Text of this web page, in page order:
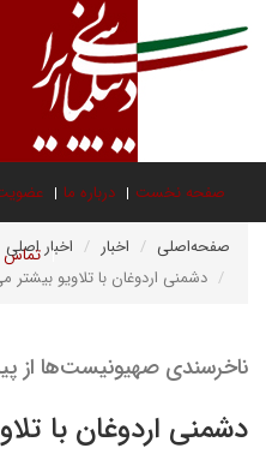
صفحه نخست درباره ما
تماس صفحه‌اصلی اخبار
اخبار اصلی
دشمنی اردوغان با تلاویو بیشتر
ناخرسندی صهیونیست‌ها از
دشمنی اردوغان با